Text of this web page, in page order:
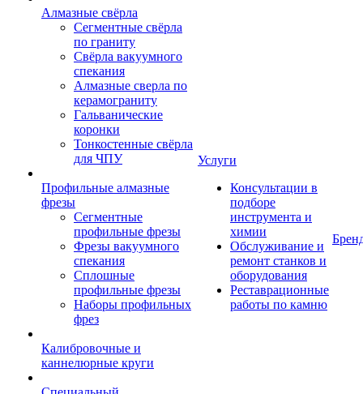
Алмазные свёрла
Сегментные свёрла
по граниту
Свёрла вакуумного
спекания
Алмазные сверла по
керамограниту
Гальванические
коронки
Тонкостенные свёрла
для ЧПУ
Профильные алмазные
фрезы
Сегментные
профильные фрезы
Фрезы вакуумного
спекания
Сплошные
профильные фрезы
Наборы профильных
фрез
Калибровочные и
каннелюрные круги
Услуги
Консультации в
подборе
инструмента и
химии
Обслуживание и
ремонт станков и
оборудования
Реставрационные
работы по камню